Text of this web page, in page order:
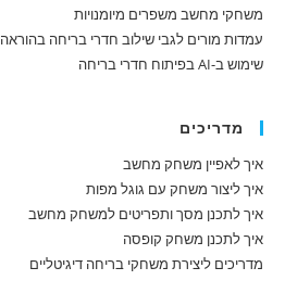
משחקי מחשב משפרים מיומנויות
עמדות מורים לגבי שילוב חדרי בריחה בהוראה
שימוש ב-AI בפיתוח חדרי בריחה
מדריכים
איך לאפיין משחק מחשב
איך ליצור משחק עם גוגל מפות
איך לתכנן מסך ותפריטים למשחק מחשב
איך לתכנן משחק קופסה
מדריכים ליצירת משחקי בריחה דיגיטליים